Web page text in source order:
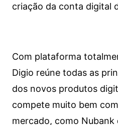
criação da conta digital
Com plataforma
Digio reúne todas as
dos novos produtos
compete muito bem
mercado, como Nubank